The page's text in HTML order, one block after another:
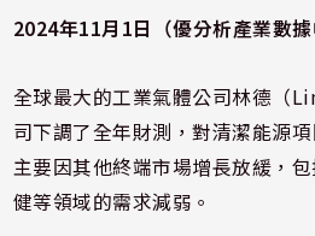
2024年11月1日（優分析產業數
全球最大的工業氣體公司林德（
司下調了全年財測，對清潔能源
主要因其他終端市場增長放緩，
健等領域的需求減弱。